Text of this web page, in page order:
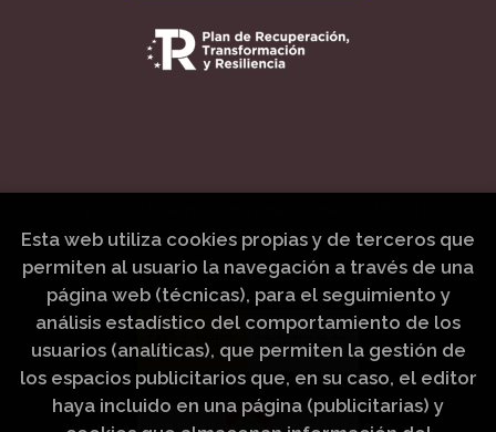
de Cultura, a través de la Dirección General del Libro,
del Cómic y de la Lectura.
Esta web utiliza cookies propias y de terceros que
permiten al usuario la navegación a través de una
página web (técnicas), para el seguimiento y
análisis estadístico del comportamiento de los
usuarios (analíticas), que permiten la gestión de
los espacios publicitarios que, en su caso, el editor
haya incluido en una página (publicitarias) y